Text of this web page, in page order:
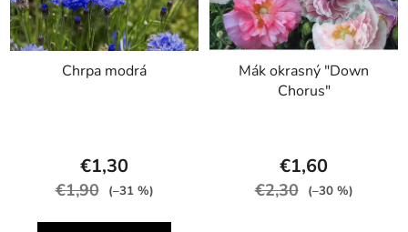
Chrpa modrá
€1,30
€1,90 (–31 %)
Mák okrasný "Down
Chorus"
€1,60
€2,30 (–30 %)